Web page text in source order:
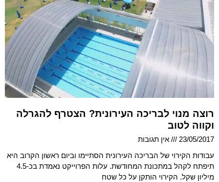
רוצה מנוי לבריכה העירונית? הצטרף להגרלה
וקווה לטוב
23/05/2017
אין תגובות
עבודות הקירוי של הבריכה העירונית הסתיימו וביום ראשון הקרוב היא
תיפתח לקהל במתכונת המחודשת. עלות הפרוייקט נאמדת בכ-4.5
מיליון שקל. הקירוי הותקן על כל שטח